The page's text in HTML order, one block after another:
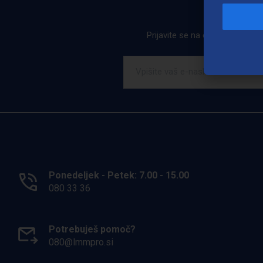
Prijavite se na e-novice. Ob
Ponedeljek - Petek: 7.00 - 15.00
080 33 36
Potrebuješ pomoč?
080@lmmpro.si